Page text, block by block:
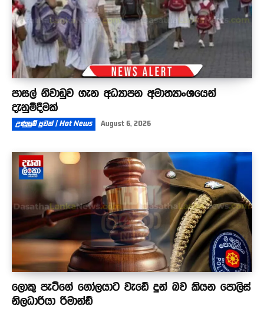
පාසල් නිවාඩුව ගැන අධ්‍යාපන අමාත්‍යාංශයෙන්
දැනුම්දීමක්
උණුසුම් පුවත් | Hot News August 6, 2026
ලොකු පැටීගේ ගෝලයාට වැඩේ දුන් බව කියන පොලිස්
නිලධාරියා රිමාන්ඩ්